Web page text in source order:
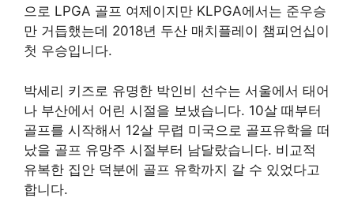
으로 LPGA 골프 여제이지만 KLPGA에서는 준우승
만 거듭했는데 2018년 두산 매치플레이 챔피언십이
첫 우승입니다.
박세리 키즈로 유명한 박인비 선수는 서울에서 태어
나 부산에서 어린 시절을 보냈습니다. 10살 때부터
골프를 시작해서 12살 무렵 미국으로 골프유학을 떠
났을 골프 유망주 시절부터 남달랐습니다. 비교적
유복한 집안 덕분에 골프 유학까지 갈 수 있었다고
합니다.